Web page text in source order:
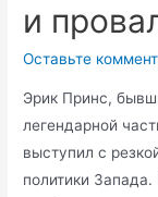
и
Оставьте
Эрик Принс,
легендарной
выступил с
политики